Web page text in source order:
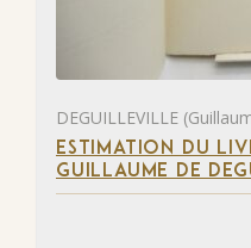
DEGUILLEVILLE
ESTIMATION DU
GUILLAUME DE